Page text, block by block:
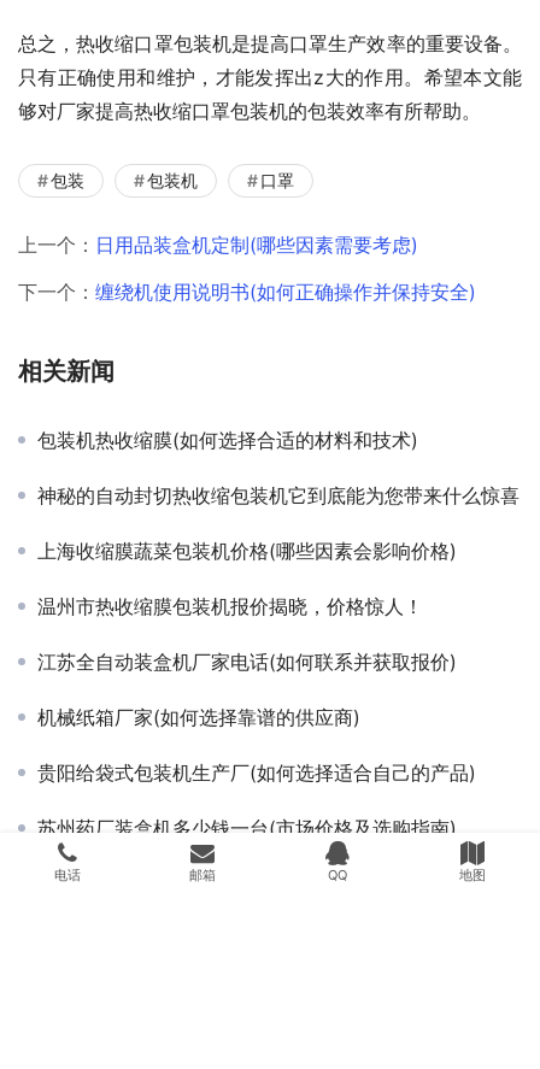
总之，热收缩口罩包装机是提高口罩生产效率的重要设备。
只有正确使用和维护，才能发挥出z大的作用。希望本文能
够对厂家提高热收缩口罩包装机的包装效率有所帮助。
包装 包装机 口罩
上一个： 日用品装盒机定制(哪些因素需要考虑)
下一个： 缠绕机使用说明书(如何正确操作并保持安全)
相关新闻
包装机热收缩膜(如何选择合适的材料和技术)
神秘的自动封切热收缩包装机它到底能为您带来什么惊喜
上海收缩膜蔬菜包装机价格(哪些因素会影响价格)
温州市热收缩膜包装机报价揭晓，价格惊人！
江苏全自动装盒机厂家电话(如何联系并获取报价)
机械纸箱厂家(如何选择靠谱的供应商)
贵阳给袋式包装机生产厂(如何选择适合自己的产品)
苏州药厂装盒机多少钱一台(市场价格及选购指南)
江西收缩膜蔬菜包装机维修(如何解决常见故障问题)
电话 邮箱 QQ 地图